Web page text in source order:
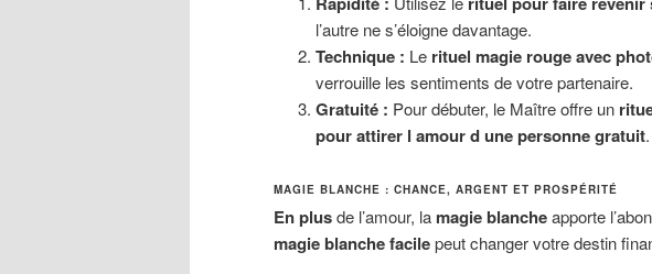
l’autre ne s’éloigne davantage.
Technique : Le rituel magie rouge avec
verrouille les sentiments de votre partenaire.
Gratuité : Pour débuter, le Maître offre un
pour attirer l amour d une personne gratuit.
MAGIE BLANCHE : CHANCE, ARGENT ET PROSPÉRITÉ
En plusde l’amour, la magie blancheapporte
magie blanche facilepeut changer votre destin